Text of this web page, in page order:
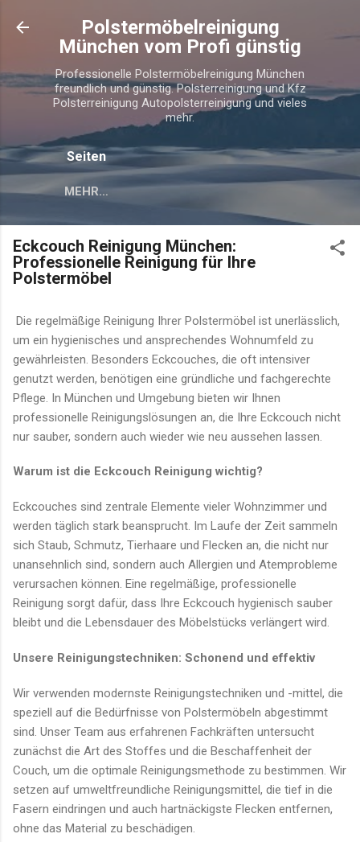
Direkt zum Hauptbereich
Polstermöbelreinigung
München vom Profi günstig
Professionelle Polstermöbelreinigung München
freundlich und günstig. Polsterreinigung und Kfz
Polsterreinigung Autopolsterreinigung und vieles
mehr.
Seiten
MEHR…
Eckcouch Reinigung München:
Professionelle Reinigung für Ihre
Polstermöbel
Die regelmäßige Reinigung Ihrer Polstermöbel ist unerlässlich,
um ein hygienisches und ansprechendes Wohnumfeld zu
gewährleisten. Besonders Eckcouches, die oft intensiver
genutzt werden, benötigen eine gründliche und fachgerechte
Pflege. In München und Umgebung bieten wir Ihnen
professionelle Reinigungslösungen an, die Ihre Eckcouch nicht
nur sauber, sondern auch wieder wie neu aussehen lassen.
Warum ist die Eckcouch Reinigung wichtig?
Eckcouches sind zentrale Elemente vieler Wohnzimmer und
werden täglich stark beansprucht. Im Laufe der Zeit sammeln
sich Staub, Schmutz, Tierhaare und Flecken an, die nicht nur
unansehnlich sind, sondern auch Allergien und Atemprobleme
verursachen können. Eine regelmäßige, professionelle
Reinigung sorgt dafür, dass Ihre Eckcouch hygienisch sauber
bleibt und die Lebensdauer des Möbelstücks verlängert wird.
Unsere Reinigungstechniken: Schonend und effektiv
Wir verwenden modernste Reinigungstechniken und -mittel, die
speziell auf die Bedürfnisse von Polstermöbeln abgestimmt
sind. Unser Team aus erfahrenen Fachkräften untersucht
zunächst die Art des Stoffes und die Beschaffenheit der
Couch, um die optimale Reinigungsmethode zu bestimmen. Wir
setzen auf umweltfreundliche Reinigungsmittel, die tief in die
Fasern eindringen und auch hartnäckigste Flecken entfernen,
ohne das Material zu beschädigen.